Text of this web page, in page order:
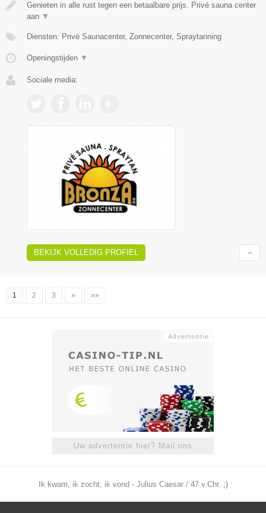
Genieten in alle rust tegen een betaalbare prijs. Privé sauna center
aan ▼
Diensten: Privé Saunacenter, Zonnecenter, Spraytanning
Openingstijden ▼
Sociale media:
BEKIJK VOLLEDIG PROFIEL
1 2 3 » »»
Uw advertentie hier? Mail ons
Ik kwam, ik zocht, ik vond - Julius Caesar / 47 v.Chr. ;)